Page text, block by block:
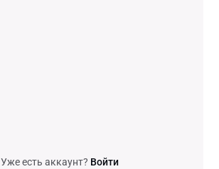
Уже есть аккаунт? Войти